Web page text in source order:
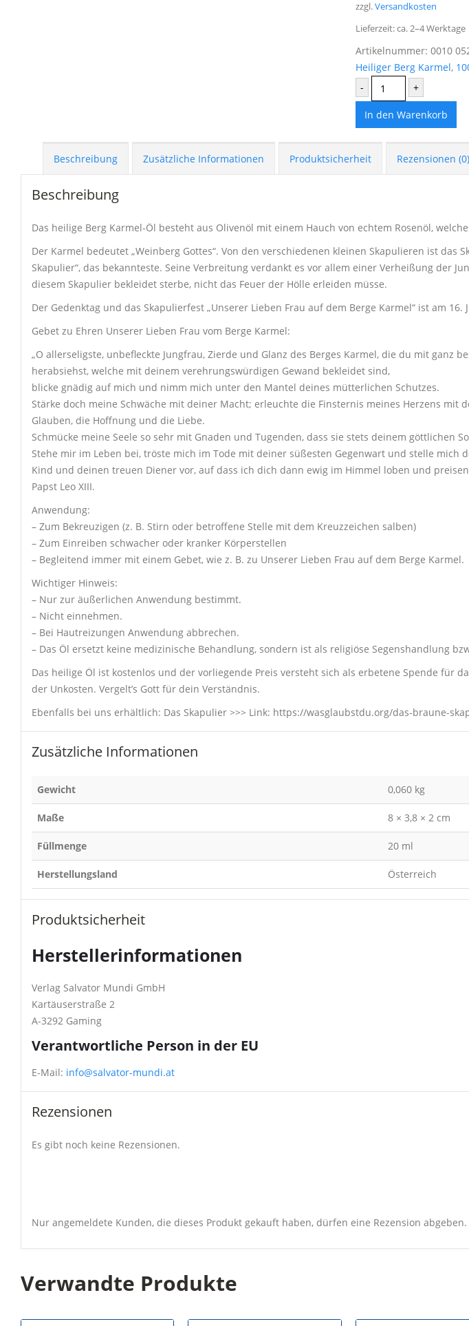
zzgl.Versandkosten
Lieferzeit:ca. 2–4 Werktage
Artikelnummer: 0010
Heiliger Berg Karmel,
-
+
In den Warenkorb
Beschreibung Zusätzliche Informationen Produktsicherheit Rezensionen (0)
Beschreibung
Das heilige Berg Karmel-Öl besteht aus Olivenöl mit einem Hauch von echtem Rosenöl,
Der Karmel bedeutet „Weinberg Gottes“. Von den verschiedenen kleinen Skapulieren ist das
Skapulier“, das bekannteste. Seine Verbreitung verdankt es vor allem einer Verheißung der
diesem Skapulier bekleidet sterbe, nicht das Feuer der Hölle erleiden müsse.
Der Gedenktag und das Skapulierfest „Unserer Lieben Frau auf dem Berge Karmel“ ist am 16.
Gebet zu Ehren Unserer Lieben Frau vom Berge Karmel:
„O allerseligste, unbefleckte Jungfrau, Zierde und Glanz des Berges Karmel, die du mit ganz
herabsiehst, welche mit deinem verehrungswürdigen Gewand bekleidet sind,
blicke gnädig auf mich und nimm mich unter den Mantel deines mütterlichen Schutzes.
Stärke doch meine Schwäche mit deiner Macht; erleuchte die Finsternis meines Herzens mit
Glauben, die Hoffnung und die Liebe.
Schmücke meine Seele so sehr mit Gnaden und Tugenden, dass sie stets deinem göttlichen
Stehe mir im Leben bei, tröste mich im Tode mit deiner süßesten Gegenwart und stelle mich
Kind und deinen treuen Diener vor, auf dass ich dich dann ewig im Himmel loben und preisen
Papst Leo XIII.
Anwendung:
– Zum Bekreuzigen (z. B. Stirn oder betroffene Stelle mit dem Kreuzzeichen salben)
– Zum Einreiben schwacher oder kranker Körperstellen
– Begleitend immer mit einem Gebet, wie z. B. zu Unserer Lieben Frau auf dem Berge Karmel.
Wichtiger Hinweis:
– Nur zur äußerlichen Anwendung bestimmt.
– Nicht einnehmen.
– Bei Hautreizungen Anwendung abbrechen.
– Das Öl ersetzt keine medizinische Behandlung, sondern ist als religiöse Segenshandlung
Das heilige Öl ist kostenlos und der vorliegende Preis versteht sich als erbetene Spende für
der Unkosten. Vergelt’s Gott für dein Verständnis.
Ebenfalls bei uns erhältlich: Das Skapulier >>> Link: https://wasglaubstdu.org/das-braune-
Zusätzliche Informationen
Gewicht 0,060 kg
Maße 8 × 3,8 × 2 cm
Füllmenge 20 ml
Herstellungsland Österreich
Produktsicherheit
Herstellerinformationen
Verlag Salvator Mundi GmbH
Kartäuserstraße 2
A-3292 Gaming
Verantwortliche Person in der EU
E-Mail: info@salvator-mundi.at
Rezensionen
Es gibt noch keine Rezensionen.
Nur angemeldete Kunden, die dieses Produkt gekauft haben, dürfen eine Rezension abgeben.
Verwandte Produkte